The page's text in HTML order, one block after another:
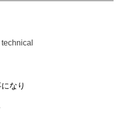
なり